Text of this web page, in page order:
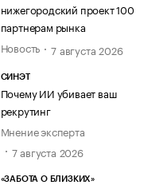
нижегородский проект 100
партнерам рынка
Новость
7 августа 2026
СИНЭТ
Почему ИИ убивает ваш
рекрутинг
Мнение эксперта
7 августа 2026
«ЗАБОТА О БЛИЗКИХ»